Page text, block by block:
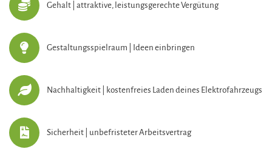
Gehalt | attraktive, leistungsgerechte Vergütung
Gestaltungsspielraum | Ideen einbringen
Nachhaltigkeit | kostenfreies Laden deines Elektrofahrzeugs
Sicherheit | unbefristeter Arbeitsvertrag